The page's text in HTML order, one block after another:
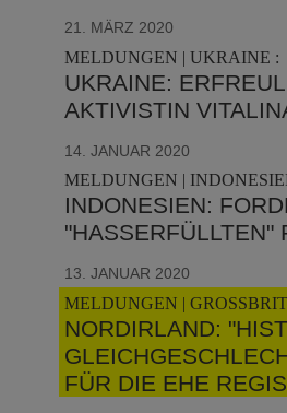
21. MÄRZ 2020
MELDUNGEN | UKRAINE :
UKRAINE:
AKTIVISTIN
14. JANUAR 2020
MELDUNGEN |
INDONESIEN:
"HASSERFÜLLTEN"
13. JANUAR 2020
MELDUNGEN |
NORDIRLAND:
FÜR DIE EHE